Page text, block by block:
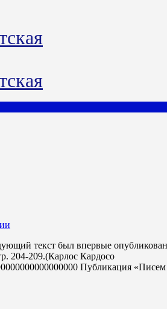
204-209.(Карлос Кардосо
Публикация